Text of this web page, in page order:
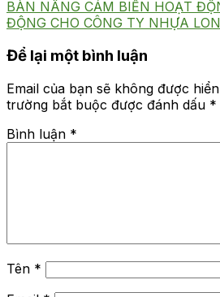
BÀN NÂNG CẢM BIẾN HOẠT
ĐỘNG CHO CÔNG TY NHỰA
Để lại một bình luận
Email của bạn sẽ không được
trường bắt buộc được đánh dấu *
Bình luận *
Tên *